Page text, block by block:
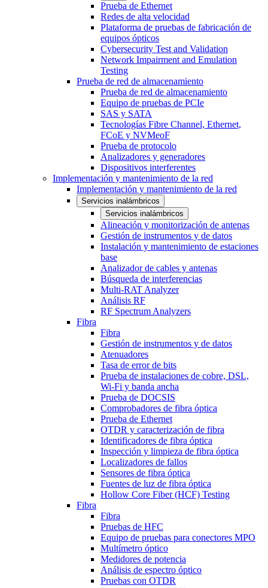
Prueba de Ethernet
Redes de alta velocidad
Plataforma de pruebas de fabricación de
equipos ópticos
Cybersecurity Test and Validation
Network Impairment and Emulation
Testing
Prueba de red de almacenamiento
Prueba de red de almacenamiento
Equipo de pruebas de PCIe
SAS y SATA
Tecnologías Fibre Channel, Ethernet,
FCoE y NVMeoF
Prueba de protocolo
Analizadores y generadores
Dispositivos interferentes
Implementación y mantenimiento de la red
Implementación y mantenimiento de la red
Servicios inalámbricos
Servicios inalámbricos
Alineación y monitorización de antenas
Gestión de instrumentos y de datos
Instalación y mantenimiento de estaciones
base
Analizador de cables y antenas
Búsqueda de interferencias
Multi-RAT Analyzer
Análisis RF
RF Spectrum Analyzers
Fibra
Fibra
Gestión de instrumentos y de datos
Atenuadores
Tasa de error de bits
Prueba de instalaciones de cobre, DSL,
Wi-Fi y banda ancha
Prueba de DOCSIS
Comprobadores de fibra óptica
Prueba de Ethernet
OTDR y caracterización de fibra
Identificadores de fibra óptica
Inspección y limpieza de fibra óptica
Localizadores de fallos
Sensores de fibra óptica
Fuentes de luz de fibra óptica
Hollow Core Fiber (HCF) Testing
Fibra
Fibra
Pruebas de HFC
Equipo de pruebas para conectores MPO
Multímetro óptico
Medidores de potencia
Análisis de espectro óptico
Pruebas con OTDR